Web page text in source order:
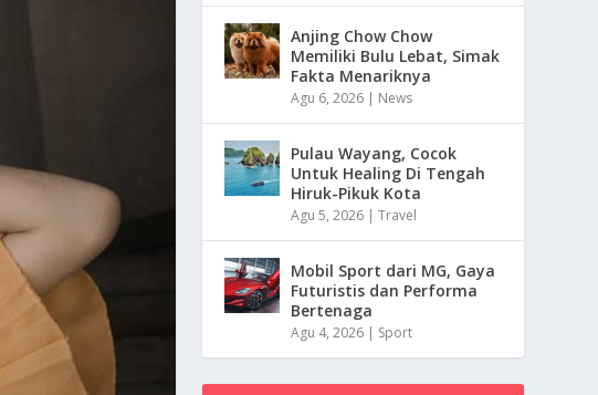
Anjing Chow Chow
Memiliki Bulu Lebat, Simak
Fakta Menariknya
Agu 6, 2026 | News
Pulau Wayang, Cocok
Untuk Healing Di Tengah
Hiruk-Pikuk Kota
Agu 5, 2026 |Travel
Mobil Sport dari MG, Gaya
Futuristis dan Performa
Bertenaga
Agu 4, 2026 | Sport